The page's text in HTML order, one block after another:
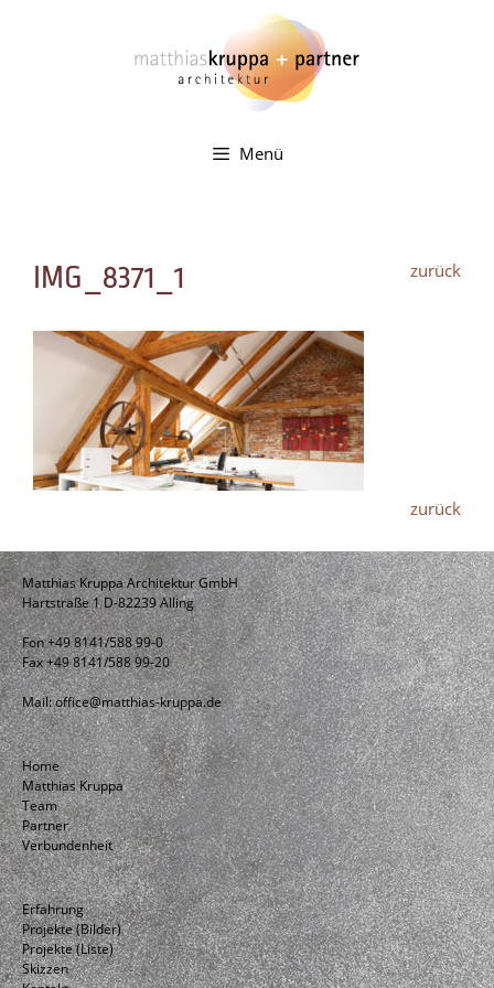
Menü
zurück
IMG_8371_1
zurück
Matthias Kruppa Architektur GmbH
Hartstraße 1 D-82239 Alling
Fon +49 8141/588 99-0
Fax +49 8141/588 99-20
Mail:office@matthias-kruppa.de
Home
Matthias Kruppa
Team
Partner
Verbundenheit
Erfahrung
Projekte (Bilder)
Projekte (Liste)
Skizzen